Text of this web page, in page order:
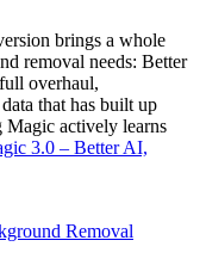
brings a whole
removal needs: Better
overhaul,
that has built up
Magic actively learns
3.0 – Better AI,
Removal